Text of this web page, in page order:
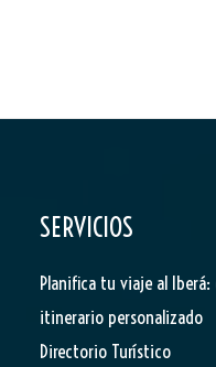
SERVICIOS
Planifica tu viaje al Iberá:
itinerario personalizado
Directorio Turístico